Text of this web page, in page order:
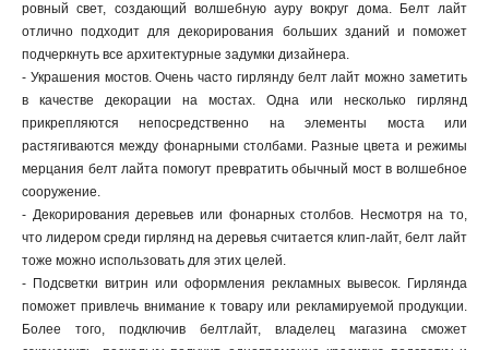
ровный свет, создающий волшебную ауру вокруг дома. Белт лайт
отлично подходит для декорирования больших зданий и поможет
подчеркнуть все архитектурные задумки дизайнера.
- Украшения мостов. Очень часто гирлянду белт лайт можно заметить
в качестве декорации на мостах. Одна или несколько гирлянд
прикрепляются непосредственно на элементы моста или
растягиваются между фонарными столбами. Разные цвета и режимы
мерцания белт лайта помогут превратить обычный мост в волшебное
сооружение.
- Декорирования деревьев или фонарных столбов. Несмотря на то,
что лидером среди гирлянд на деревья считается клип-лайт, белт лайт
тоже можно использовать для этих целей.
- Подсветки витрин или оформления рекламных вывесок. Гирлянда
поможет привлечь внимание к товару или рекламируемой продукции.
Более того, подключив белтлайт, владелец магазина сможет